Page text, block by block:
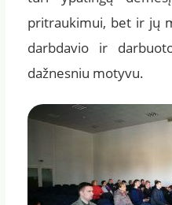
pritraukimui, bet ir jų
darbdavio ir
dažnesniu motyvu.